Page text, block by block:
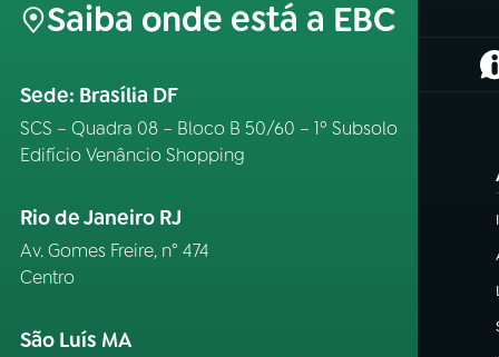
Saiba onde está a EBC
Sede: Brasília DF
SCS – Quadra 08 – Bloco B 50/60 – 1º Subsolo
Edifício Venâncio Shopping
Rio de Janeiro RJ
Av. Gomes Freire, n° 474
Centro
São Luís MA